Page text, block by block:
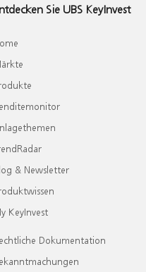
Sie UBS KeyInvest
& Newsletter
KeyInvest
Dokumentation